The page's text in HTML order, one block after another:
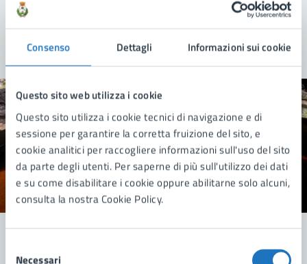
Consenso Dettagli Informazioni sui cookie
Questo sito web utilizza i cookie
Questo sito utilizza i cookie tecnici di navigazione e di
sessione per garantire la corretta fruizione del sito, e
cookie analitici per raccogliere informazioni sull'uso del sito
da parte degli utenti. Per saperne di più sull'utilizzo dei dati
e su come disabilitare i cookie oppure abilitarne solo alcuni,
consulta la nostra Cookie Policy.
Necessari
Quanto sono chiare le informazioni su questa
pagina?
Valuta 5 stelle su 5
Valuta 4 stelle su 5
Valuta 3 stelle su 5
Valuta 2 stelle su 5
Valuta 1 stelle su 5